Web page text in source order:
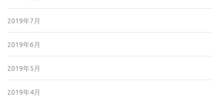
2019年7月
2019年6月
2019年5月
2019年4月